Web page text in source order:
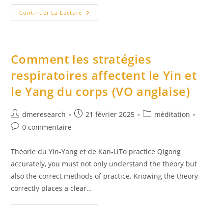
Continuer La Lecture Comprendre
Les
Comment les stratégies
respiratoires affectent le Yin et
le Yang du corps (VO anglaise)
Auteur/autrice
de
dmeresearch
Publication
21 février 2025
Postméditation
Commentaires
la
publication :
0 commentaire
Théorie du Yin-Yang et de Kan-LiTo practice Qigong
accurately, you must not only understand the theory but
also the correct methods of practice. Knowing the theory
correctly places a clear…